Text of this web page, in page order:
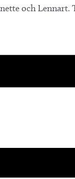
och